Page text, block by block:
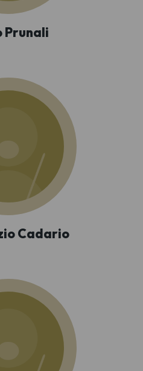
Prunali
Cadario